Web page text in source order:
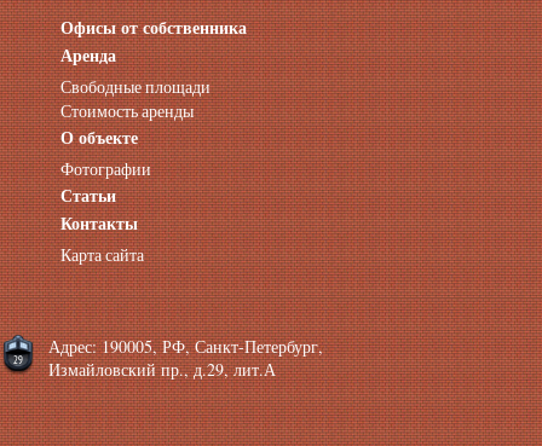
Офисы от собственника
Аренда нежилых помещений
Аренда помещений от собственника
Аренда конференц-зала СПб
Офисы у метро
Офисы в Адмиралтейском районе
Помещения с отдельным входом
Небольшие офисы
Аренда офиса около метро
Снять помещение у метро
Аренда помещений у метро
Аренда помещений район Адмиралтейский
Аренда офиса Технологический институт
Аренда помещений Фрунзенская
Аренда
Свободные площади
Стоимость аренды
О объекте
Фотографии
Статьи
Контакты
Карта сайта
Адрес: 190005, РФ, Санкт-Петербург,
Измайловский пр., д.29, лит.А